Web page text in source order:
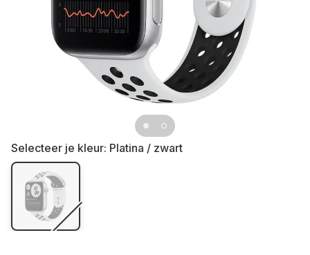
Selecteer je kleur: Platina / zwart